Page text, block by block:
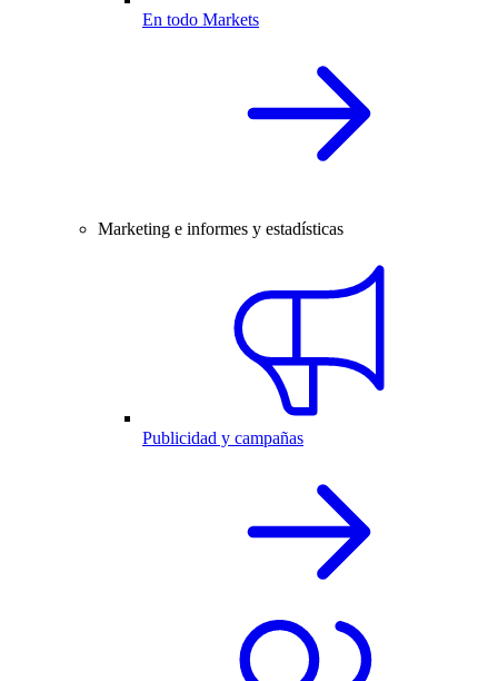
En todo Markets
Marketing e informes y estadísticas
Publicidad y campañas